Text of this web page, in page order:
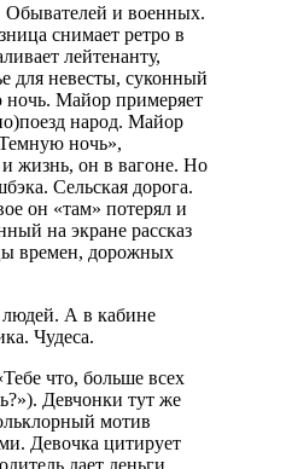
Обывателей и военных.
снимает ретро в
лейтенанту,
для невесты, суконный
ночь. Майор примеряет
народ. Майор
ночь»,
жизнь, он в вагоне. Но
Сельская дорога.
он «там» потерял и
на экране рассказ
времен, дорожных
людей. А в кабине
Чудеса.
что, больше всех
Девчонки тут же
мотив
Девочка цитирует
дает деньги